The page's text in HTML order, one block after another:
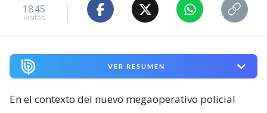
1845
visitas
VER RESUMEN
En el contexto del nuevo megaoperativo policial